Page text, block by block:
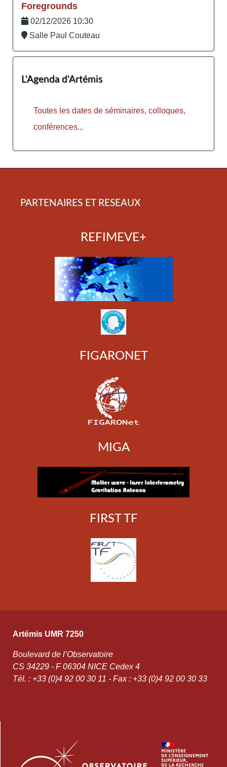
Foregrounds
02/12/2026 10:30
Salle Paul Couteau
L'Agenda d'Artémis
Toutes les dates de séminaires, colloques,
conférences...
PARTENAIRES ET RESEAUX
REFIMEVE+
FIGARONET
MIGA
FIRST TF
Artémis UMR 7250
Boulevard de l’Observatoire
CS 34229 - F 06304 NICE Cedex 4
Tél. : +33 (0)4 92 00 30 11 - Fax : +33 (0)4 92 00 30 33